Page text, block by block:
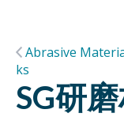
Abrasive
ks
SG研